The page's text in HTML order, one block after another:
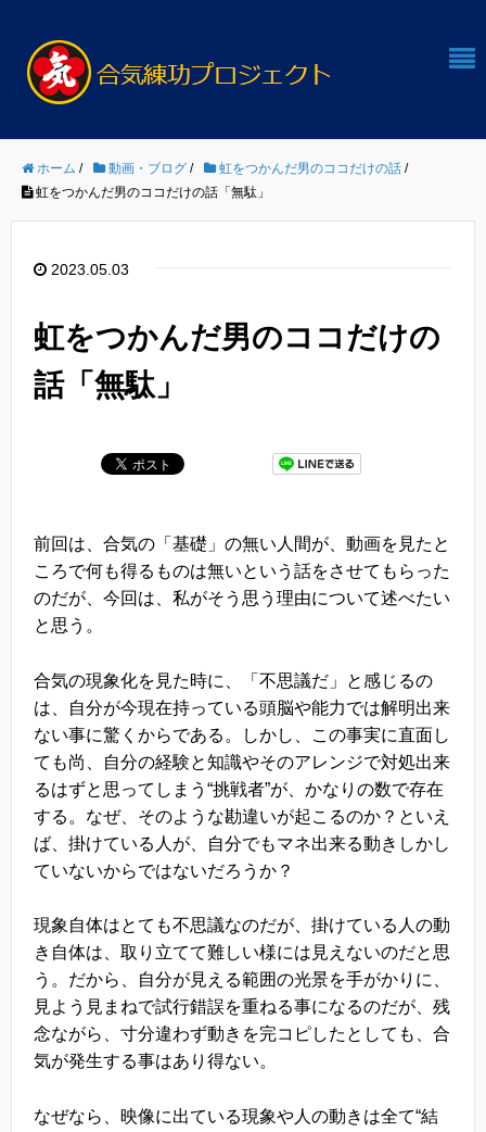
ホーム / 動画・ブログ / 虹をつかんだ男のココだけの話 /
虹をつかんだ男のココだけの話「無駄」
2023.05.03
虹をつかんだ男のココだけの
話「無駄」
前回は、合気の「基礎」の無い人間が、動画を見たと
ころで何も得るものは無いという話をさせてもらった
のだが、今回は、私がそう思う理由について述べたい
と思う。
合気の現象化を見た時に、「不思議だ」と感じるの
は、自分が今現在持っている頭脳や能力では解明出来
ない事に驚くからである。しかし、この事実に直面し
ても尚、自分の経験と知識やそのアレンジで対処出来
るはずと思ってしまう“挑戦者”が、かなりの数で存在
する。なぜ、そのような勘違いが起こるのか？といえ
ば、掛けている人が、自分でもマネ出来る動きしかし
ていないからではないだろうか？
現象自体はとても不思議なのだが、掛けている人の動
き自体は、取り立てて難しい様には見えないのだと思
う。だから、自分が見える範囲の光景を手がかりに、
見よう見まねで試行錯誤を重ねる事になるのだが、残
念ながら、寸分違わず動きを完コピしたとしても、合
気が発生する事はあり得ない。
なぜなら、映像に出ている現象や人の動きは全て“結